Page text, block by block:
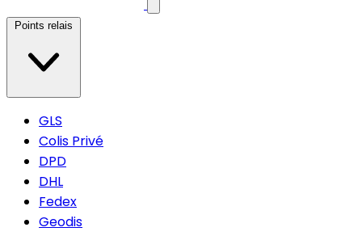
GLS
Colis Privé
DPD
DHL
Fedex
Geodis